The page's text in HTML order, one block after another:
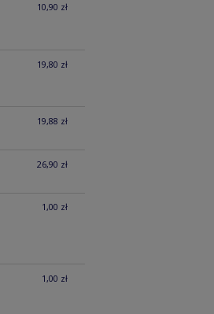
10,90 zł
19,80 zł
19,88 zł
26,90 zł
1,00 zł
1,00 zł